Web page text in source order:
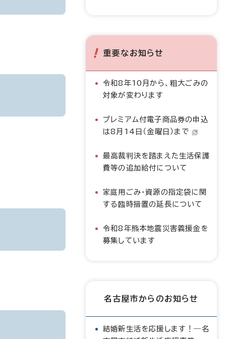
重要なお知らせ
令和8年10月から、粗大ごみの
対象が変わります
プレミアム付電子商品券の申込
は8月14日（金曜日）まで
最高裁判決を踏まえた生活保護
費等の追加給付について
家庭用ごみ・資源の指定袋に関
する臨時措置の延長について
令和8年熊本地震災害義援金を
募集しています
名古屋市からのお知らせ
結婚新生活を応援します！―名